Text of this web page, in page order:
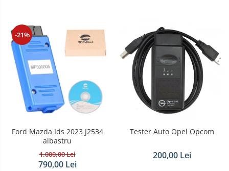
-21%
Ford Mazda Ids 2023 J2534
albastru
1.000,00 Lei
790,00 Lei
Tester Auto Opel Opcom
200,00 Lei